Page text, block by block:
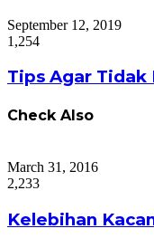
September 12, 2019
1,254
Tips Agar Tidak
Check Also
March 31, 2016
2,233
Kelebihan